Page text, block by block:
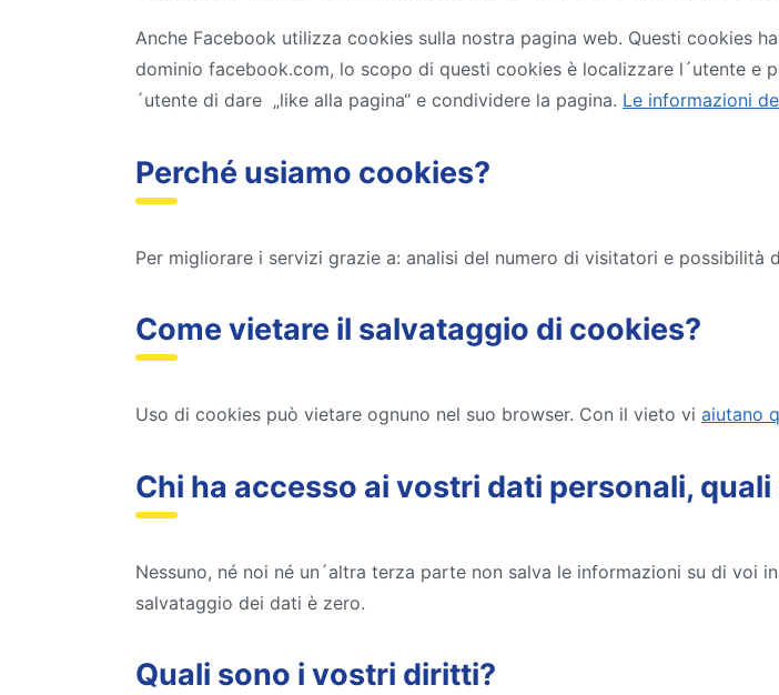
Anche Facebook utilizza cookies sulla nostra pagina web. Questi cookies
dominio facebook.com, lo scopo di questi cookies è localizzare l´utente e
´utente di dare „like alla pagina“ e condividere la pagina. Le informazioni
Perché usiamo cookies?
Per migliorare i servizi grazie a: analisi del numero di visitatori e possibilità
Come vietare il salvataggio di cookies?
Uso di cookies può vietare ognuno nel suo browser. Con il vieto vi aiutano
Chi ha accesso ai vostri dati personali,
Nessuno, né noi né un´altra terza parte non salva le informazioni su di voi
salvataggio dei dati è zero.
Quali sono i vostri diritti?